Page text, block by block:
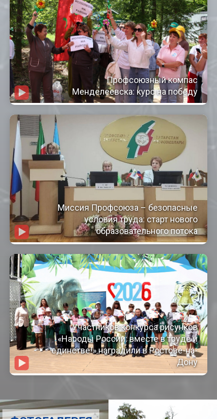
Профсоюзный компас
Менделеевска: курс на победу
Миссия Профсоюза – безопасные
условия труда: старт нового
образовательного потока
Участников конкурса рисунков
«Народы России: вместе в труде и
единстве!» наградили в Ростове-на-
Дону